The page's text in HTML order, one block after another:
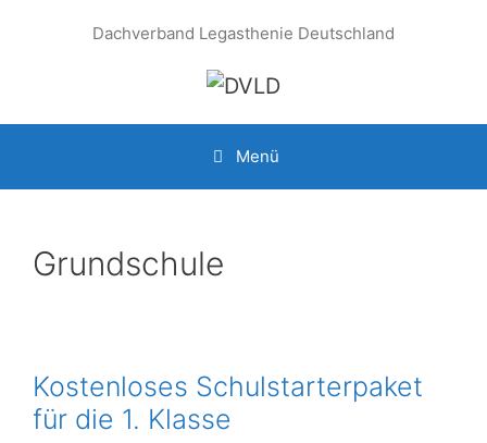
Dachverband Legasthenie Deutschland
Menü
Grundschule
Kostenloses Schulstarterpaket
für die 1. Klasse